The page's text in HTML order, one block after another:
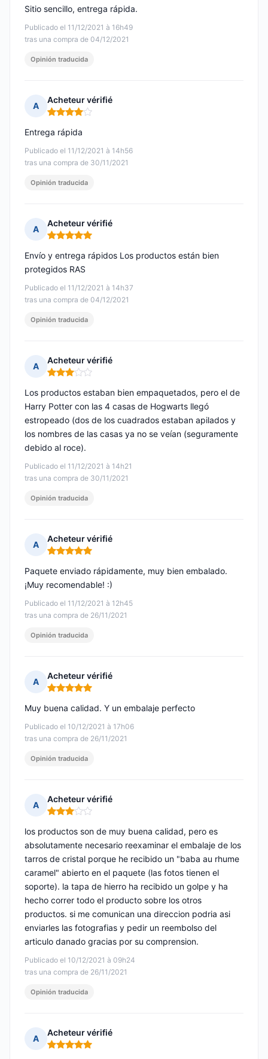
Publicado el 11/12/2021 à 16h49
tras una compra de 04/12/2021
Sitio sencillo, entrega rápida.
Opinión traducida
A
Acheteur vérifié
Nota: 4 de 5
Publicado el 11/12/2021 à 14h56
tras una compra de 30/11/2021
Entrega rápida
Opinión traducida
A
Acheteur vérifié
Nota: 5 de 5
Publicado el 11/12/2021 à 14h37
tras una compra de 04/12/2021
Envío y entrega rápidos Los productos están bien
protegidos RAS
Opinión traducida
A
Acheteur vérifié
Nota: 3 de 5
Publicado el 11/12/2021 à 14h21
tras una compra de 30/11/2021
Los productos estaban bien empaquetados, pero el de
Harry Potter con las 4 casas de Hogwarts llegó
estropeado (dos de los cuadrados estaban apilados y
los nombres de las casas ya no se veían (seguramente
debido al roce).
Opinión traducida
A
Acheteur vérifié
Nota: 5 de 5
Publicado el 11/12/2021 à 12h45
tras una compra de 26/11/2021
Paquete enviado rápidamente, muy bien embalado.
¡Muy recomendable! :)
Opinión traducida
A
Acheteur vérifié
Nota: 5 de 5
Publicado el 10/12/2021 à 17h06
tras una compra de 26/11/2021
Muy buena calidad. Y un embalaje perfecto
Opinión traducida
A
Acheteur vérifié
Nota: 3 de 5
Publicado el 10/12/2021 à 09h24
tras una compra de 26/11/2021
los productos son de muy buena calidad, pero es
absolutamente necesario reexaminar el embalaje de los
tarros de cristal porque he recibido un "baba au rhume
caramel" abierto en el paquete (las fotos tienen el
soporte). la tapa de hierro ha recibido un golpe y ha
hecho correr todo el producto sobre los otros
productos. si me comunican una direccion podria asi
enviarles las fotografias y pedir un reembolso del
articulo danado gracias por su comprension.
Opinión traducida
A
Acheteur vérifié
Nota: 5 de 5